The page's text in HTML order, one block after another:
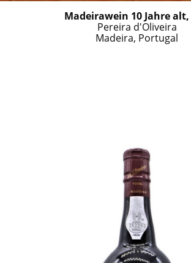
Madeirawein 10 Jahre
Pereira d'Oliveira
Madeira, Portugal